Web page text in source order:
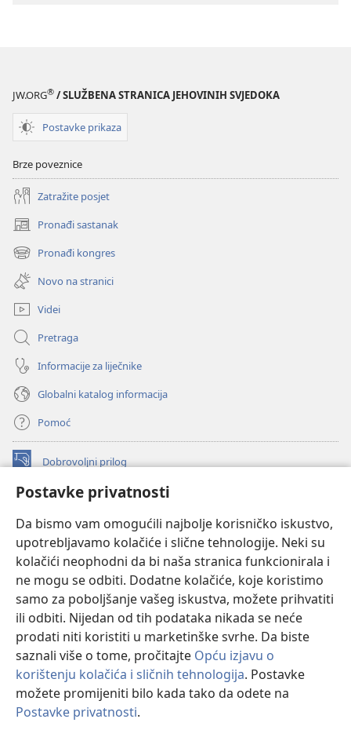
Postavke privatnosti
Da bismo vam omogućili najbolje korisničko iskustvo,
upotrebljavamo kolačiće i slične tehnologije. Neki su
kolačići neophodni da bi naša stranica funkcionirala i
ne mogu se odbiti. Dodatne kolačiće, koje koristimo
samo za poboljšanje vašeg iskustva, možete prihvatiti
ili odbiti. Nijedan od tih podataka nikada se neće
prodati niti koristiti u marketinške svrhe. Da biste
saznali više o tome, pročitajte Opću izjavu o
korištenju kolačića i sličnih tehnologija. Postavke
možete promijeniti bilo kada tako da odete na
Postavke privatnosti.
JW.ORG® / SLUŽBENA STRANICA JEHOVINIH SVJEDOKA
Postavke prikaza
Brze poveznice
Zatražite posjet
Pronađi sastanak
(otvara
se
novi
prozor)
Pronađi kongres
(otvara
se
novi
prozor)
Novo na stranici
Videi
Pretraga
Informacije za liječnike
Globalni katalog informacija
Pomoć
Dobrovoljni prilog
(otvara
novi
INTERNETSKA BIBLIOTEKA Watchtower
se
novi
prozor)
JW Hub
(otvara
se
novi
JW Library
Watchtower Library
Copyright© 2026 Watch Tower Bible and Tract Society of Pennsylvania.
UVJETI KORIŠTENJA|